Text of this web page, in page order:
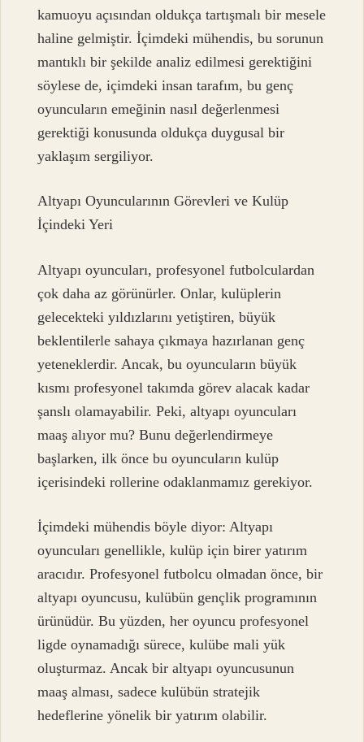
kamuoyu açısından oldukça tartışmalı bir mesele
haline gelmiştir. İçimdeki mühendis, bu sorunun
mantıklı bir şekilde analiz edilmesi gerektiğini
söylese de, içimdeki insan tarafım, bu genç
oyuncuların emeğinin nasıl değerlenmesi
gerektiği konusunda oldukça duygusal bir
yaklaşım sergiliyor.
Altyapı Oyuncularının Görevleri ve Kulüp
İçindeki Yeri
Altyapı oyuncuları, profesyonel futbolculardan
çok daha az görünürler. Onlar, kulüplerin
gelecekteki yıldızlarını yetiştiren, büyük
beklentilerle sahaya çıkmaya hazırlanan genç
yeteneklerdir. Ancak, bu oyuncuların büyük
kısmı profesyonel takımda görev alacak kadar
şanslı olamayabilir. Peki, altyapı oyuncuları
maaş alıyor mu? Bunu değerlendirmeye
başlarken, ilk önce bu oyuncuların kulüp
içerisindeki rollerine odaklanmamız gerekiyor.
İçimdeki mühendis böyle diyor: Altyapı
oyuncuları genellikle, kulüp için birer yatırım
aracıdır. Profesyonel futbolcu olmadan önce, bir
altyapı oyuncusu, kulübün gençlik programının
ürünüdür. Bu yüzden, her oyuncu profesyonel
ligde oynamadığı sürece, kulübe mali yük
oluşturmaz. Ancak bir altyapı oyuncusunun
maaş alması, sadece kulübün stratejik
hedeflerine yönelik bir yatırım olabilir.